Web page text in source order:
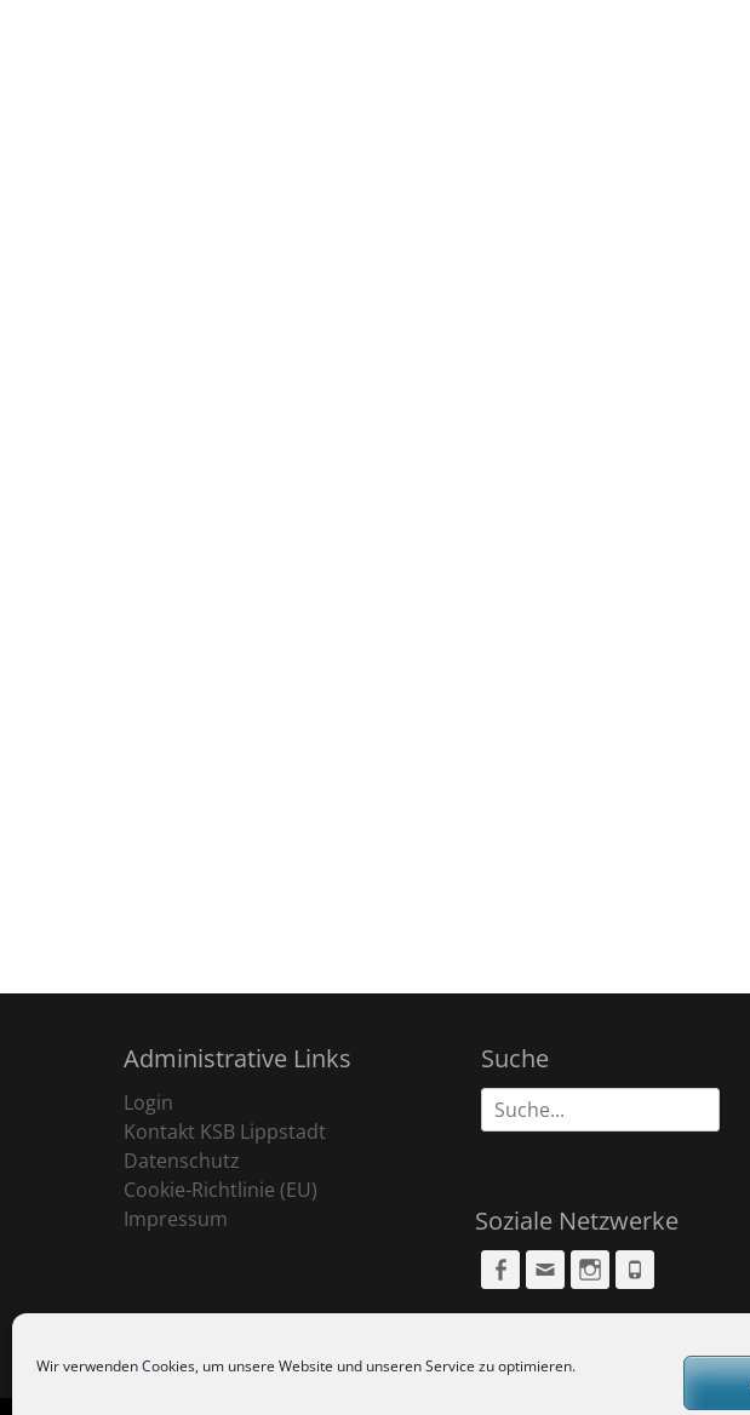
Wir verwenden Cookies, um unsere Website und unseren Service zu optimieren.
Administrative Links
Login
Kontakt KSB Lippstadt
Datenschutz
Cookie-Richtlinie (EU)
Impressum
Suche
Suche
nach:
Soziale Netzwerke
Facebook
Email Instagram